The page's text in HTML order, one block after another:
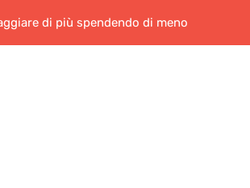
di più spendendo di meno